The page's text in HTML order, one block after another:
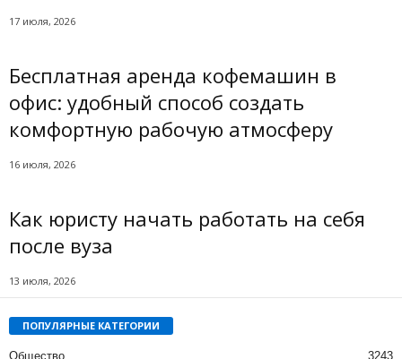
17 июля, 2026
Бесплатная аренда кофемашин в
офис: удобный способ создать
комфортную рабочую атмосферу
16 июля, 2026
Как юристу начать работать на себя
после вуза
13 июля, 2026
ПОПУЛЯРНЫЕ КАТЕГОРИИ
Общество
3243